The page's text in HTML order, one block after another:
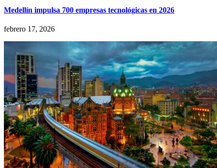
Medellín impulsa 700 empresas tecnológicas en 2026
febrero 17, 2026